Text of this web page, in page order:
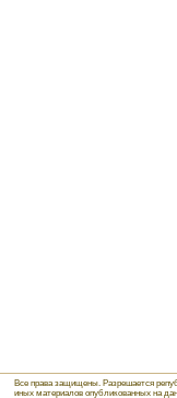
Все права защищены. Разрешается
иных материалов опубликованных на